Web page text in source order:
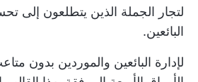
لتجار الجملة الذين يتطلعون إلى
البائعين.
لإدارة البائعين والموردين بدون